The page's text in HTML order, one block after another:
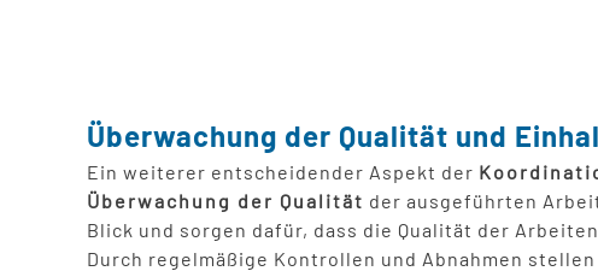
Überwachung der Qualität und
Ein weiterer entscheidender Aspekt der
Überwachung der Qualität der ausgeführten
Blick und sorgen dafür, dass die Qualität der
Durch regelmäßige Kontrollen und Abnahmen